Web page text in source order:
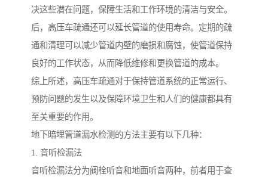
决这些潜在问题，保障生活和工作环境的清洁与安全。
后，高压车疏通还可以延长管道的使用寿命。定期的疏
通和清理可以减少管道内壁的磨损和腐蚀，使管道保持
良好的工作状态，从而降低维修和更换管道的成本。
综上所述，高压车疏通对于保持管道系统的正常运行、
预防问题的发生以及保障环境卫生和人们的健康都具有
至关重要的作用。
地下暗埋管道漏水检测的方法主要有以下几种：
1. 音听检漏法
音听检漏法分为阀栓听音和地面听音两种，前者用于查